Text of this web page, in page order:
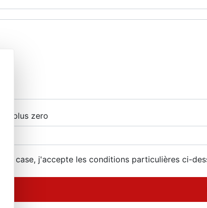
plus zero
case, j'accepte les conditions particulières ci-